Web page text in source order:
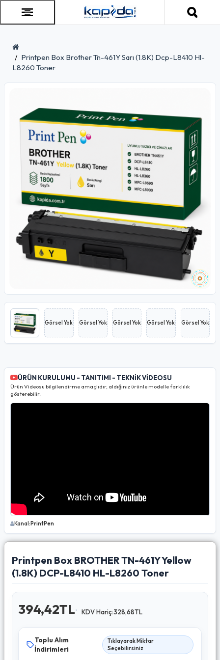
Printpen Box Brother Tn-461Y Sarı (1.8K) Dcp-L8410 Hl-
L8260 Toner
Görsel Yok Görsel Yok Görsel Yok Görsel Yok Görsel Yok
ÜRÜN KURULUMU - TANITIMI - TEKNİK VİDEOSU
Ürün Videosu bilgilendirme amaçlıdır, aldığınız ürünle modelle farklılık
gösterebilir.
Kanal:PrintPen
Printpen Box BROTHER TN-461Y Yellow
(1.8K) DCP-L8410 HL-L8260 Toner
394,42TL KDV Hariç:328,68TL
Toplu Alım
İndirimleri
Tıklayarak Miktar
Seçebilirsiniz